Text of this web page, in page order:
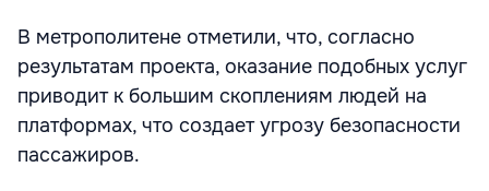
В метрополитене отметили, что, согласно
результатам проекта, оказание подобных услуг
приводит к большим скоплениям людей на
платформах, что создает угрозу безопасности
пассажиров.